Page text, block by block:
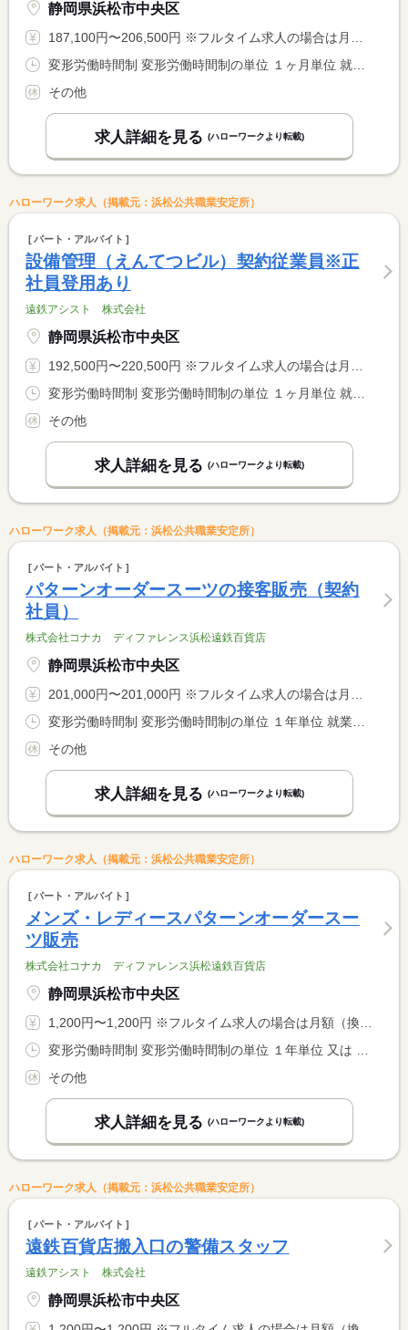
静岡県浜松市中央区
187,100円〜206,500円 ※フルタイム求人の場合は月額（換算額）、パート求人の場合は時間額を表示しています。
その他
求人詳細を見る (ハローワークより転載)
ハローワーク求人（掲載元：浜松公共職業安定所）
パート・アルバイト
設備管理（えんてつビル）契約従業員※正
社員登用あり
遠鉄アシスト 株式会社
静岡県浜松市中央区
192,500円〜220,500円 ※フルタイム求人の場合は月額（換算額）、パート求人の場合は時間額を表示しています。
その他
求人詳細を見る (ハローワークより転載)
ハローワーク求人（掲載元：浜松公共職業安定所）
パート・アルバイト
パターンオーダースーツの接客販売（契約
社員）
株式会社コナカ ディファレンス浜松遠鉄百貨店
静岡県浜松市中央区
201,000円〜201,000円 ※フルタイム求人の場合は月額（換算額）、パート求人の場合は時間額を表示しています。
その他
求人詳細を見る (ハローワークより転載)
ハローワーク求人（掲載元：浜松公共職業安定所）
パート・アルバイト
メンズ・レディースパターンオーダースー
ツ販売
株式会社コナカ ディファレンス浜松遠鉄百貨店
静岡県浜松市中央区
1,200円〜1,200円 ※フルタイム求人の場合は月額（換算額）、パート求人の場合は時間額を表示しています。
その他
求人詳細を見る (ハローワークより転載)
ハローワーク求人（掲載元：浜松公共職業安定所）
パート・アルバイト
遠鉄百貨店搬入口の警備スタッフ
遠鉄アシスト 株式会社
静岡県浜松市中央区